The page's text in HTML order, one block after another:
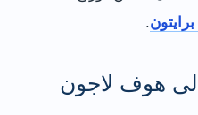
.
هوف لاجون